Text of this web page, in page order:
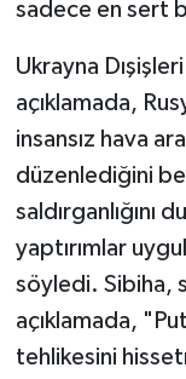
sadece en sert
Ukrayna
açıklamada,
insansız hava
düzenlediğini
saldırganlığını
yaptırımlar
söyledi. Sibiha,
açıklamada,
tehlikesini